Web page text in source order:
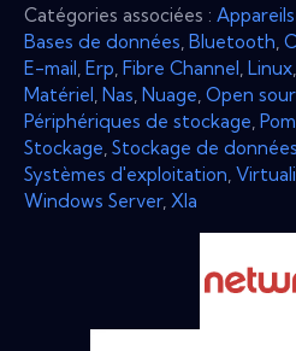
Catégories associées :
Bases de données Bluetooth
E-mail Erp Fibre Channel Linux
Matériel Nas Nuage Open
Périphériques de stockage
Stockage Stockage de données
Systèmes d'exploitation
Windows Server, Xla